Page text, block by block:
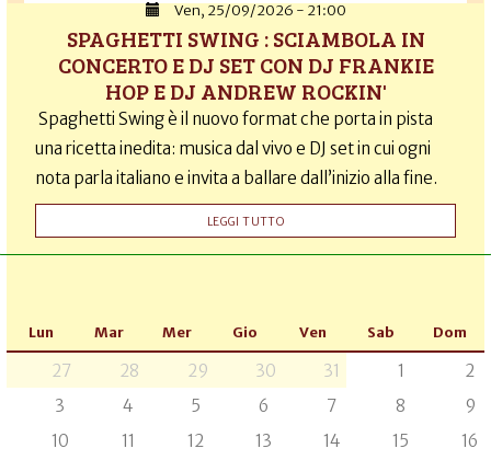
Ven, 25/09/2026 - 21:00
SPAGHETTI SWING : SCIAMBOLA IN
CONCERTO E DJ SET CON DJ FRANKIE
HOP E DJ ANDREW ROCKIN'
Spaghetti Swing è il nuovo format che porta in pista
una ricetta inedita: musica dal vivo e DJ set in cui ogni
nota parla italiano e invita a ballare dall’inizio alla fine.
LEGGI TUTTO
Lun Mar Mer Gio Ven Sab Dom
27 28 29 30 31 1
2
3
4 5 6 7 8
9
10
11 12 13 14 15
16